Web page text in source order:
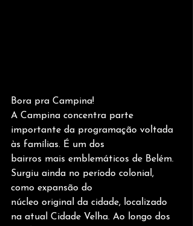
Bora pra Campina!
A Campina concentra parte
importante da programação voltada
às famílias. É um dos
bairros mais emblemáticos de Belém.
Surgiu ainda no período colonial,
como expansão do
núcleo original da cidade, localizado
na atual Cidade Velha. Ao longo dos